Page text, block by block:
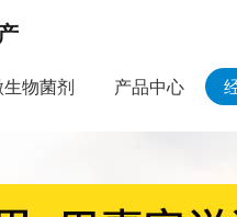
物菌剂 产品中心